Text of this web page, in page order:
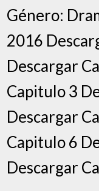
Género:
2016
Descargar
Capitulo 3
Descargar
Capitulo 6
Descargar